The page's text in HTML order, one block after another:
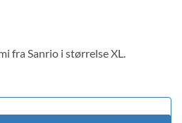
fra Sanrio i størrelse XL.